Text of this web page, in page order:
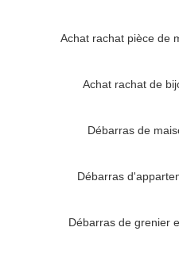
Achat rachat pièce de
Achat rachat de
Débarras de
Débarras
Débarras de grenier